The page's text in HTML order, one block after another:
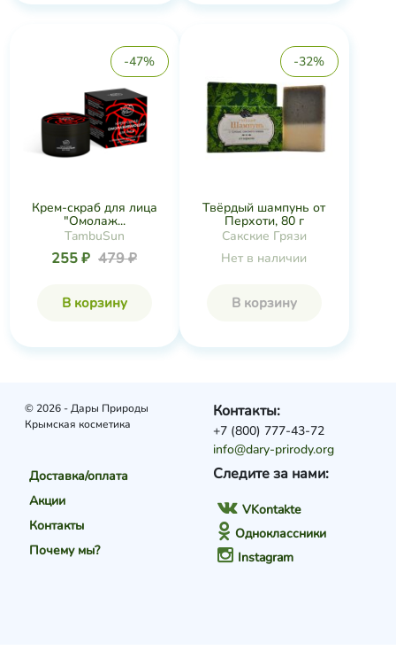
-47%
Крем-скраб для лица
"Омолаж...
TambuSun
255 ₽ 479 ₽
В корзину
-32%
Твёрдый шампунь от
Перхоти, 80 г
Сакские Грязи
Нет в наличии
В корзину
© 2026 - Дары Природы
Крымская косметика
Доставка/оплата
Акции
Контакты
Почему мы?
Следите за нами:
VKontakte
Одноклассники
Instagram
Контакты:
+7 (800) 777-43-72
info@dary-prirody.org